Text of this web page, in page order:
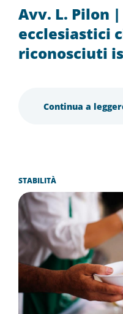
Avv. L. Pilon
ecclesiastici
riconosciuti
Continua a
STABILITÀ